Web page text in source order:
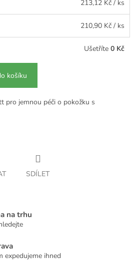
213,12 Kč / ks
210,90 Kč / ks
Ušetříte 0 Kč
košíku
pro jemnou péči o pokožku s
SDÍLET
na trhu
expedujeme ihned